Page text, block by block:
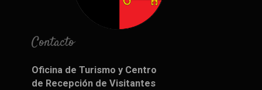
Contacto
Oficina de Turismo y Centro
de Recepción de Visitantes